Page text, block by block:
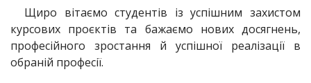
Щиро вітаємо студентів із успішним захистом
курсових проєктів та бажаємо нових досягнень,
професійного зростання й успішної реалізації в
обраній професії.